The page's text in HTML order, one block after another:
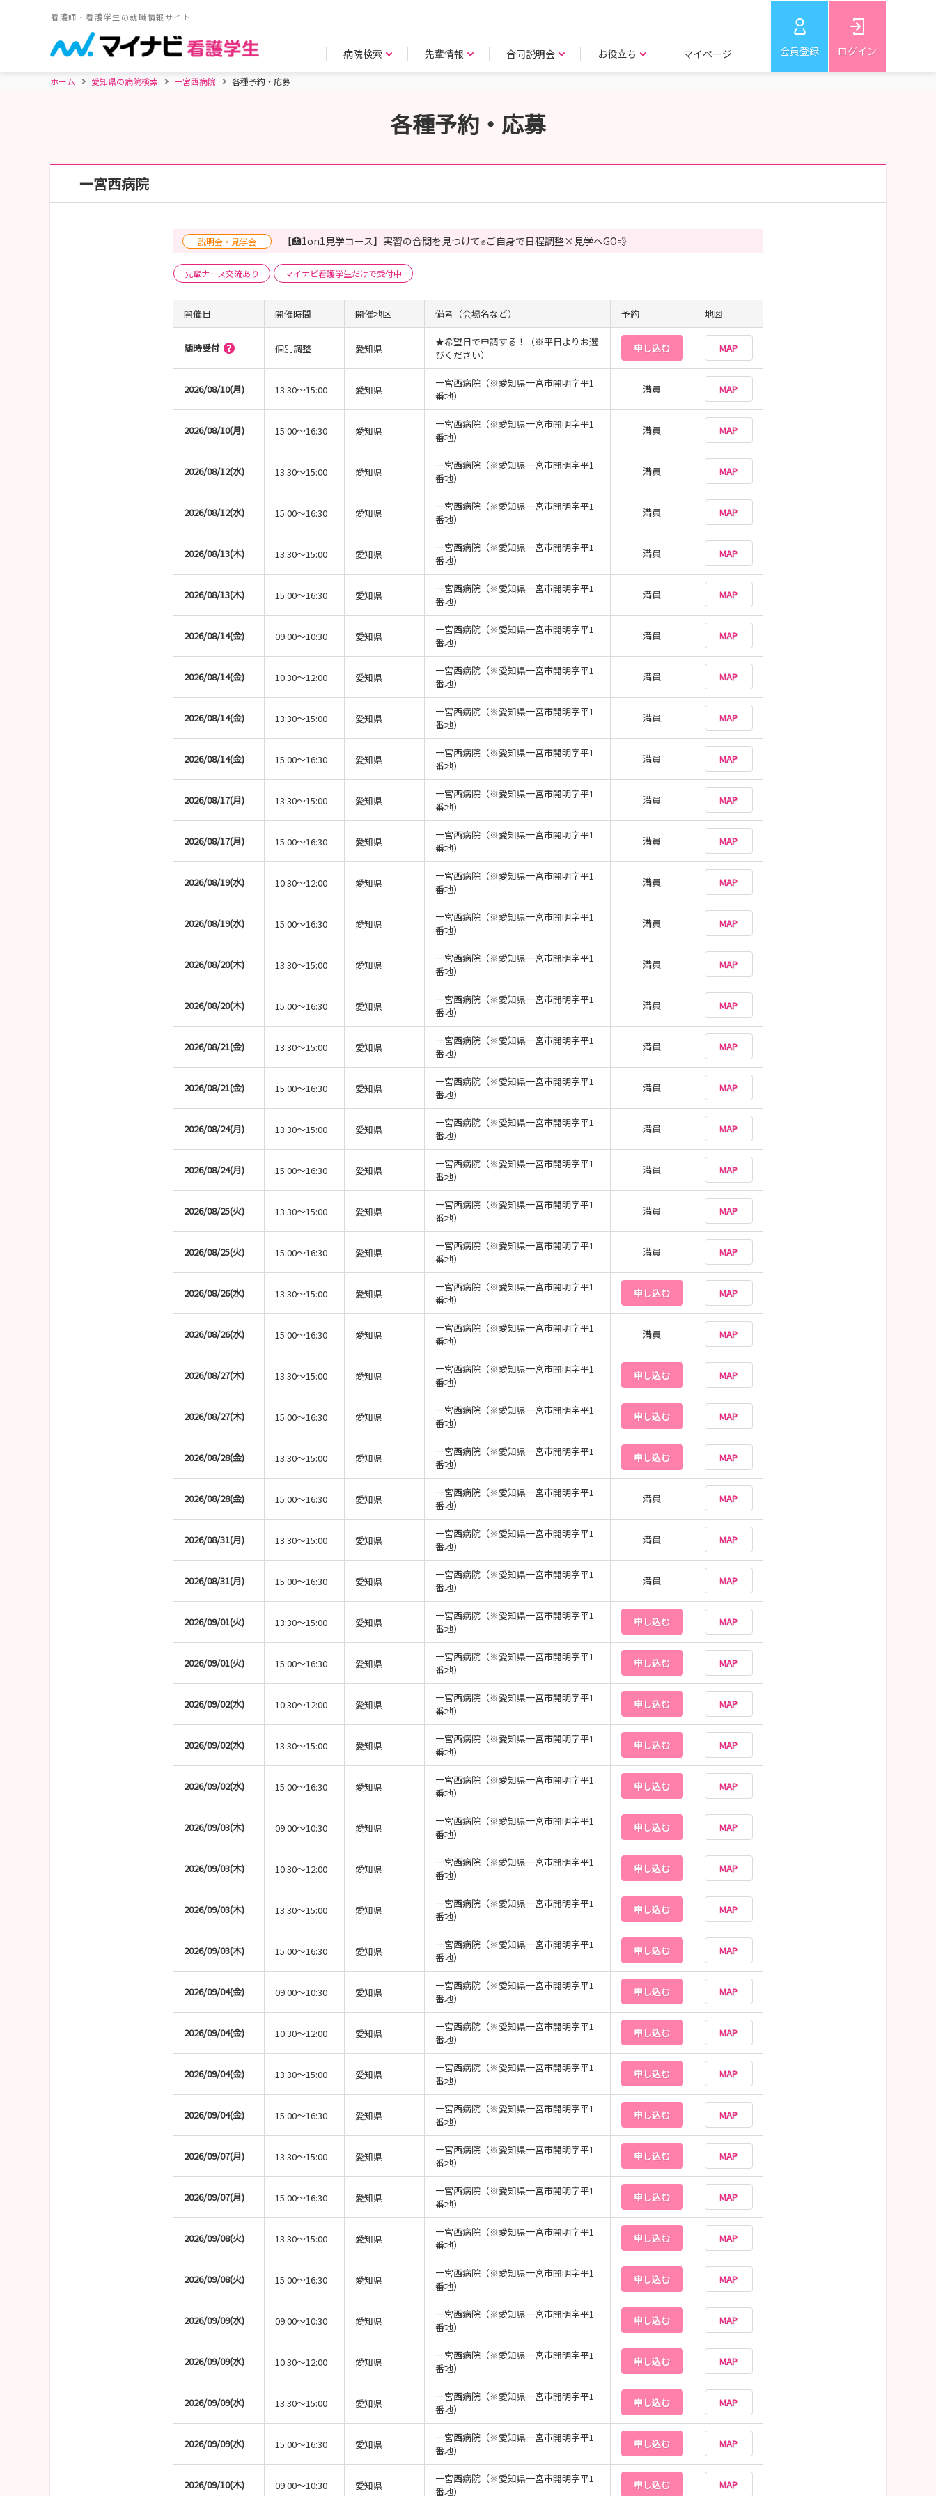
看護師・看護学生の就職情報サイト
病院検索 先輩情報 合同説明会 お役立ち マイページ 会員登録 ログイン
ホーム 愛知県の病院検索 一宮西病院 各種予約・応募
各種予約・応募
一宮西病院
説明会・見学会 【🏥1on1見学コース】実習の合間を見つけて✊ご自身で日程調整×見学へGO💨
先輩ナース交流あり マイナビ看護学生だけで受付中
開催日 開催時間 開催地区 備考（会場名など） 予約 地図
随時受付 個別調整 愛知県
★希望日で申請する！（※平日よりお選
びください）
申し込む MAP
2026/08/10(月) 13:30～15:00 愛知県
一宮西病院（※愛知県一宮市開明字平1
番地）
満員 MAP
2026/08/10(月) 15:00～16:30 愛知県
一宮西病院（※愛知県一宮市開明字平1
番地）
満員 MAP
2026/08/12(水) 13:30～15:00 愛知県
一宮西病院（※愛知県一宮市開明字平1
番地）
満員 MAP
2026/08/12(水) 15:00～16:30 愛知県
一宮西病院（※愛知県一宮市開明字平1
番地）
満員 MAP
2026/08/13(木) 13:30～15:00 愛知県
一宮西病院（※愛知県一宮市開明字平1
番地）
満員 MAP
2026/08/13(木) 15:00～16:30 愛知県
一宮西病院（※愛知県一宮市開明字平1
番地）
満員 MAP
2026/08/14(金) 09:00～10:30 愛知県
一宮西病院（※愛知県一宮市開明字平1
番地）
満員 MAP
2026/08/14(金) 10:30～12:00 愛知県
一宮西病院（※愛知県一宮市開明字平1
番地）
満員 MAP
2026/08/14(金) 13:30～15:00 愛知県
一宮西病院（※愛知県一宮市開明字平1
番地）
満員 MAP
2026/08/14(金) 15:00～16:30 愛知県
一宮西病院（※愛知県一宮市開明字平1
番地）
満員 MAP
2026/08/17(月) 13:30～15:00 愛知県
一宮西病院（※愛知県一宮市開明字平1
番地）
満員 MAP
2026/08/17(月) 15:00～16:30 愛知県
一宮西病院（※愛知県一宮市開明字平1
番地）
満員 MAP
2026/08/19(水) 10:30～12:00 愛知県
一宮西病院（※愛知県一宮市開明字平1
番地）
満員 MAP
2026/08/19(水) 15:00～16:30 愛知県
一宮西病院（※愛知県一宮市開明字平1
番地）
満員 MAP
2026/08/20(木) 13:30～15:00 愛知県
一宮西病院（※愛知県一宮市開明字平1
番地）
満員 MAP
2026/08/20(木) 15:00～16:30 愛知県
一宮西病院（※愛知県一宮市開明字平1
番地）
満員 MAP
2026/08/21(金) 13:30～15:00 愛知県
一宮西病院（※愛知県一宮市開明字平1
番地）
満員 MAP
2026/08/21(金) 15:00～16:30 愛知県
一宮西病院（※愛知県一宮市開明字平1
番地）
満員 MAP
2026/08/24(月) 13:30～15:00 愛知県
一宮西病院（※愛知県一宮市開明字平1
番地）
満員 MAP
2026/08/24(月) 15:00～16:30 愛知県
一宮西病院（※愛知県一宮市開明字平1
番地）
満員 MAP
2026/08/25(火) 13:30～15:00 愛知県
一宮西病院（※愛知県一宮市開明字平1
番地）
満員 MAP
2026/08/25(火) 15:00～16:30 愛知県
一宮西病院（※愛知県一宮市開明字平1
番地）
満員 MAP
2026/08/26(水) 13:30～15:00 愛知県
一宮西病院（※愛知県一宮市開明字平1
番地）
申し込む MAP
2026/08/26(水) 15:00～16:30 愛知県
一宮西病院（※愛知県一宮市開明字平1
番地）
満員 MAP
2026/08/27(木) 13:30～15:00 愛知県
一宮西病院（※愛知県一宮市開明字平1
番地）
申し込む MAP
2026/08/27(木) 15:00～16:30 愛知県
一宮西病院（※愛知県一宮市開明字平1
番地）
申し込む MAP
2026/08/28(金) 13:30～15:00 愛知県
一宮西病院（※愛知県一宮市開明字平1
番地）
申し込む MAP
2026/08/28(金) 15:00～16:30 愛知県
一宮西病院（※愛知県一宮市開明字平1
番地）
満員 MAP
2026/08/31(月) 13:30～15:00 愛知県
一宮西病院（※愛知県一宮市開明字平1
番地）
満員 MAP
2026/08/31(月) 15:00～16:30 愛知県
一宮西病院（※愛知県一宮市開明字平1
番地）
満員 MAP
2026/09/01(火) 13:30～15:00 愛知県
一宮西病院（※愛知県一宮市開明字平1
番地）
申し込む MAP
2026/09/01(火) 15:00～16:30 愛知県
一宮西病院（※愛知県一宮市開明字平1
番地）
申し込む MAP
2026/09/02(水) 10:30～12:00 愛知県
一宮西病院（※愛知県一宮市開明字平1
番地）
申し込む MAP
2026/09/02(水) 13:30～15:00 愛知県
一宮西病院（※愛知県一宮市開明字平1
番地）
申し込む MAP
2026/09/02(水) 15:00～16:30 愛知県
一宮西病院（※愛知県一宮市開明字平1
番地）
申し込む MAP
2026/09/03(木) 09:00～10:30 愛知県
一宮西病院（※愛知県一宮市開明字平1
番地）
申し込む MAP
2026/09/03(木) 10:30～12:00 愛知県
一宮西病院（※愛知県一宮市開明字平1
番地）
申し込む MAP
2026/09/03(木) 13:30～15:00 愛知県
一宮西病院（※愛知県一宮市開明字平1
番地）
申し込む MAP
2026/09/03(木) 15:00～16:30 愛知県
一宮西病院（※愛知県一宮市開明字平1
番地）
申し込む MAP
2026/09/04(金) 09:00～10:30 愛知県
一宮西病院（※愛知県一宮市開明字平1
番地）
申し込む MAP
2026/09/04(金) 10:30～12:00 愛知県
一宮西病院（※愛知県一宮市開明字平1
番地）
申し込む MAP
2026/09/04(金) 13:30～15:00 愛知県
一宮西病院（※愛知県一宮市開明字平1
番地）
申し込む MAP
2026/09/04(金) 15:00～16:30 愛知県
一宮西病院（※愛知県一宮市開明字平1
番地）
申し込む MAP
2026/09/07(月) 13:30～15:00 愛知県
一宮西病院（※愛知県一宮市開明字平1
番地）
申し込む MAP
2026/09/07(月) 15:00～16:30 愛知県
一宮西病院（※愛知県一宮市開明字平1
番地）
申し込む MAP
2026/09/08(火) 13:30～15:00 愛知県
一宮西病院（※愛知県一宮市開明字平1
番地）
申し込む MAP
2026/09/08(火) 15:00～16:30 愛知県
一宮西病院（※愛知県一宮市開明字平1
番地）
申し込む MAP
2026/09/09(水) 09:00～10:30 愛知県
一宮西病院（※愛知県一宮市開明字平1
番地）
申し込む MAP
2026/09/09(水) 10:30～12:00 愛知県
一宮西病院（※愛知県一宮市開明字平1
番地）
申し込む MAP
2026/09/09(水) 13:30～15:00 愛知県
一宮西病院（※愛知県一宮市開明字平1
番地）
申し込む MAP
2026/09/09(水) 15:00～16:30 愛知県
一宮西病院（※愛知県一宮市開明字平1
番地）
申し込む MAP
2026/09/10(木) 09:00～10:30 愛知県
一宮西病院（※愛知県一宮市開明字平1
番地）
申し込む MAP